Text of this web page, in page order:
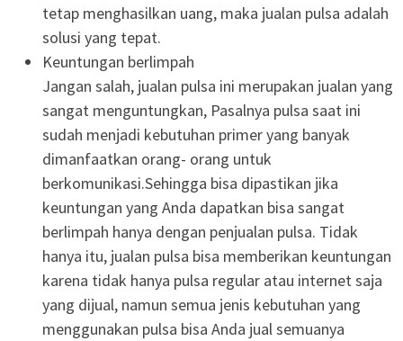
tetap menghasilkan uang, maka jualan pulsa adalah
solusi yang tepat.
Keuntungan berlimpah
Jangan salah, jualan pulsa ini merupakan jualan yang
sangat menguntungkan, Pasalnya pulsa saat ini
sudah menjadi kebutuhan primer yang banyak
dimanfaatkan orang- orang untuk
berkomunikasi.Sehingga bisa dipastikan jika
keuntungan yang Anda dapatkan bisa sangat
berlimpah hanya dengan penjualan pulsa. Tidak
hanya itu, jualan pulsa bisa memberikan keuntungan
karena tidak hanya pulsa regular atau internet saja
yang dijual, namun semua jenis kebutuhan yang
menggunakan pulsa bisa Anda jual semuanya